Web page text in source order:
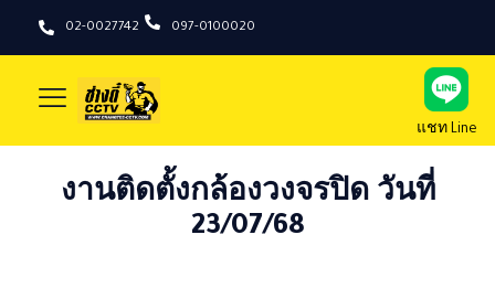
02-0027742 097-0100020
แชท Line
งานติดตั้งกล้องวงจรปิด วันที่
23/07/68